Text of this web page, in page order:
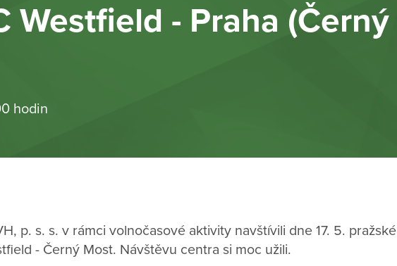
Westfield - Praha (Černý
hodin
p. s. s. v rámci volnočasové aktivity navštívili dne 17. 5. pražské
- Černý Most. Návštěvu centra si moc užili.